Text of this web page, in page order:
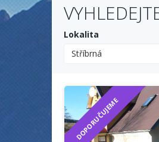
Lokalita
Stříbrná
DOPORUČUJEME